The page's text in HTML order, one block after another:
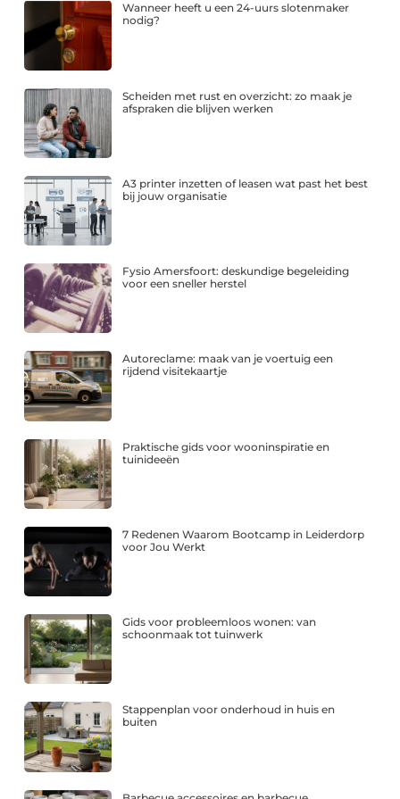
Wanneer heeft u een 24-uurs slotenmaker
nodig?
Scheiden met rust en overzicht: zo maak je
afspraken die blijven werken
A3 printer inzetten of leasen wat past het best
bij jouw organisatie
Fysio Amersfoort: deskundige begeleiding
voor een sneller herstel
Autoreclame: maak van je voertuig een
rijdend visitekaartje
Praktische gids voor wooninspiratie en
tuinideeën
7 Redenen Waarom Bootcamp in Leiderdorp
voor Jou Werkt
Gids voor probleemloos wonen: van
schoonmaak tot tuinwerk
Stappenplan voor onderhoud in huis en
buiten